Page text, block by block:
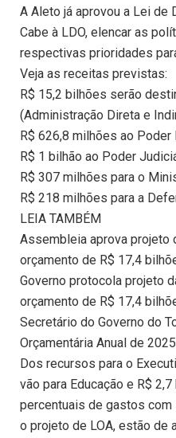
A Aleto já aprovou a Lei de
Cabe à LDO, elencar as
respectivas prioridades
Veja as receitas previstas:
R$ 15,2 bilhões serão
(Administração Direta e
R$ 626,8 milhões ao
R$ 1 bilhão ao Poder
R$ 307 milhões para o
R$ 218 milhões para a
LEIA TAMBÉM
Assembleia aprova projeto
orçamento de R$ 17,4
Governo protocola projeto
orçamento de R$ 17,4
Secretário do Governo do
Orçamentária Anual de 2025
Dos recursos para o
vão para Educação e R$
percentuais de gastos com
o projeto de LOA, estão de